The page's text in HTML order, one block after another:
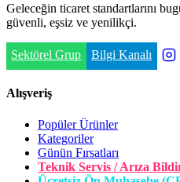
Geleceğin ticaret standartlarını
güvenli, eşsiz ve yenilikçi.
Sektörel Grup Bilgi Kanalı
Alışveriş
Popüler Ürünler
Kategoriler
Günün Fırsatları
Teknik Servis / Arıza